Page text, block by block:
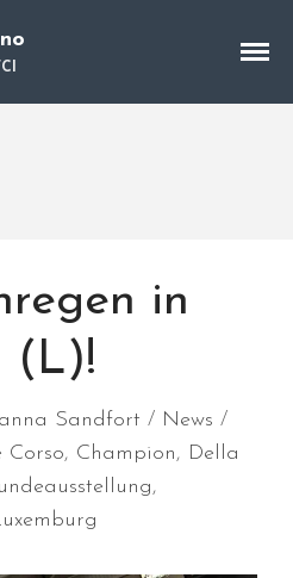
Cane Corso
Über mich
Hundevermittlung
Kontakt
Blog
in
(L)!
Sandfort
News
Corso, Champion, Della
,